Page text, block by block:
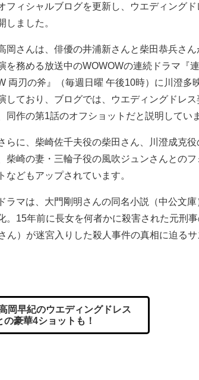
フィシャルブログを更新し、ウエディングド
しました。
岡さんは、俳優の井浦新さんと柴田恭兵さん
を務める放送中のWOWOWの連続ドラマ『
両刃の斧』（毎週日曜 午後10時）に川澄多
しており、ブログでは、ウエディングドレス
同作の第1話のオフショットだと説明してい
らに、柴崎佐千夫役の柴田さん、川澄成克役
柴崎の妻・三輪子役の風吹ジュンさんとのフ
などもアップされています。
ラマは、大門剛明さんの同名小説（中公文庫
。15年前に長女を何者かに殺害された元刑
ん）が迷宮入りした殺人事件の真相に迫る
早紀のウエディングドレス
豪華4ショットも！